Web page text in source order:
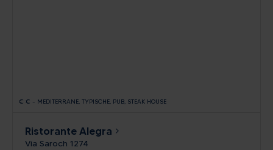
€ € - MEDITERRANE TYPISCHE PUB STEAK HOUSE
Ristorante Alegra
Via Saroch 1274